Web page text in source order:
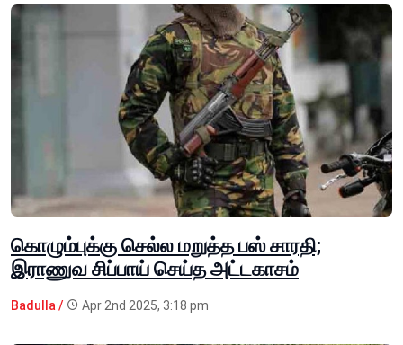
கொழும்புக்கு செல்ல மறுத்த பஸ் சாரதி;
இராணுவ சிப்பாய் செய்த அட்டகாசம்
Badulla / Apr 2nd 2025, 3:18 pm